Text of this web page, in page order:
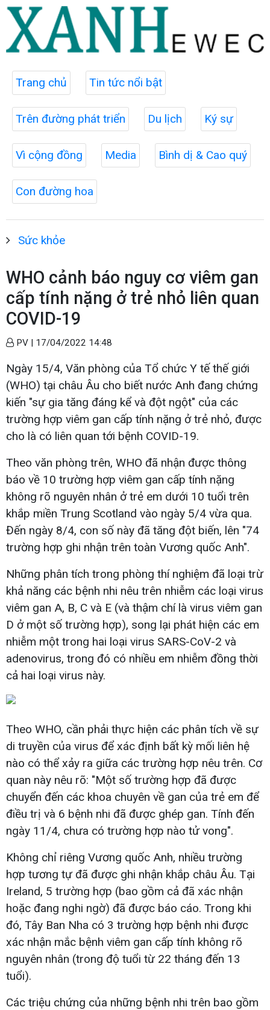
Trang chủ Tin tức nổi bật
Trên đường phát triển Du lịch Ký sự
Vì cộng đồng Media Bình dị & Cao quý
Con đường hoa
Sức khỏe
WHO cảnh báo nguy cơ viêm gan
cấp tính nặng ở trẻ nhỏ liên quan
COVID-19
PV | 17/04/2022 14:48
Ngày 15/4, Văn phòng của Tổ chức Y tế thế giới
(WHO) tại châu Âu cho biết nước Anh đang chứng
kiến "sự gia tăng đáng kể và đột ngột" của các
trường hợp viêm gan cấp tính nặng ở trẻ nhỏ, được
cho là có liên quan tới bệnh COVID-19.
Theo văn phòng trên, WHO đã nhận được thông
báo về 10 trường hợp viêm gan cấp tính nặng
không rõ nguyên nhân ở trẻ em dưới 10 tuổi trên
khắp miền Trung Scotland vào ngày 5/4 vừa qua.
Đến ngày 8/4, con số này đã tăng đột biến, lên "74
trường hợp ghi nhận trên toàn Vương quốc Anh".
Những phân tích trong phòng thí nghiệm đã loại trừ
khả năng các bệnh nhi nêu trên nhiễm các loại virus
viêm gan A, B, C và E (và thậm chí là virus viêm gan
D ở một số trường hợp), song lại phát hiện các em
nhiễm một trong hai loại virus SARS-CoV-2 và
adenovirus, trong đó có nhiều em nhiễm đồng thời
cả hai loại virus này.
Theo WHO, cần phải thực hiện các phân tích về sự
di truyền của virus để xác định bất kỳ mối liên hệ
nào có thể xảy ra giữa các trường hợp nêu trên. Cơ
quan này nêu rõ: "Một số trường hợp đã được
chuyển đến các khoa chuyên về gan của trẻ em để
điều trị và 6 bệnh nhi đã được ghép gan. Tính đến
ngày 11/4, chưa có trường hợp nào tử vong".
Không chỉ riêng Vương quốc Anh, nhiều trường
hợp tương tự đã được ghi nhận khắp châu Âu. Tại
Ireland, 5 trường hợp (bao gồm cả đã xác nhận
hoặc đang nghi ngờ) đã được báo cáo. Trong khi
đó, Tây Ban Nha có 3 trường hợp bệnh nhi được
xác nhận mắc bệnh viêm gan cấp tính không rõ
nguyên nhân (trong độ tuổi từ 22 tháng đến 13
tuổi).
Các triệu chứng của những bệnh nhi trên bao gồm